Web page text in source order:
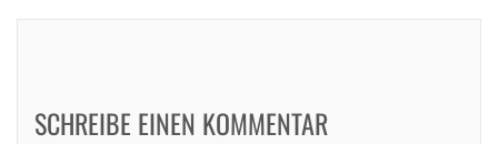
SCHREIBE EINEN KOMMENTAR